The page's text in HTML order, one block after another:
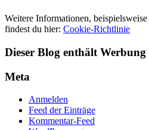
Weitere Informationen,
findest du hier: Cookie-Richtlinie
Dieser Blog enthält Werbung
Meta
Anmelden
Feed der Einträge
Kommentar-Feed